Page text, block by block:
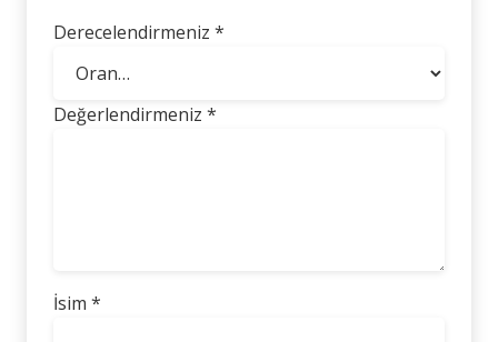
Derecelendirmeniz *
Değerlendirmeniz *
İsim *